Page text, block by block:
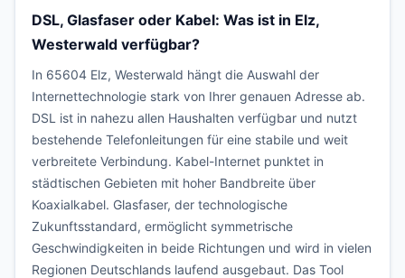
DSL, Glasfaser oder Kabel: Was ist in Elz,
Westerwald verfügbar?
In 65604 Elz, Westerwald hängt die Auswahl der
Internettechnologie stark von Ihrer genauen Adresse ab.
DSL ist in nahezu allen Haushalten verfügbar und nutzt
bestehende Telefonleitungen für eine stabile und weit
verbreitete Verbindung. Kabel-Internet punktet in
städtischen Gebieten mit hoher Bandbreite über
Koaxialkabel. Glasfaser, der technologische
Zukunftsstandard, ermöglicht symmetrische
Geschwindigkeiten in beide Richtungen und wird in vielen
Regionen Deutschlands laufend ausgebaut. Das Tool